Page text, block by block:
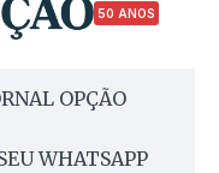
50 ANOS
OPÇÃO
WHATSAPP